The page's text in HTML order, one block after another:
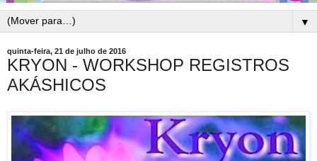
▼
quinta-feira, 21 de julho de 2016
KRYON - WORKSHOP REGISTROS
AKÁSHICOS